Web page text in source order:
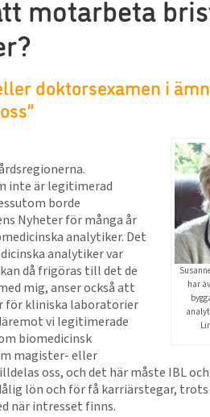
motarbeta
doktorsexamen i
har
inte är legitimerad
borde
Nyheter för många år
analytiker. Det
analytiker var
då frigöras till det de
mig, anser också att
för kliniska laboratorier
vi legitimerade
biomedicinsk
magister- eller
oss, och det här måste IBL
lön och för få karriärstegar,
när intresset finns.